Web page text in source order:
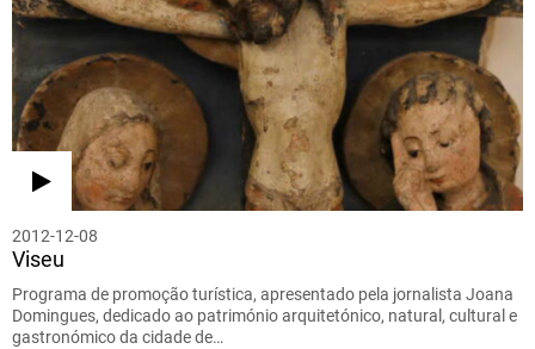
2012-12-08
Viseu
Programa de promoção turística, apresentado pela jornalista Joana
Domingues, dedicado ao património arquitetónico, natural, cultural e
gastronómico da cidade de…